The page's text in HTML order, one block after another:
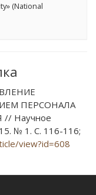
(National
ПЕРСОНАЛА
Научное
№ 1. С. 116-116;
view?id=608